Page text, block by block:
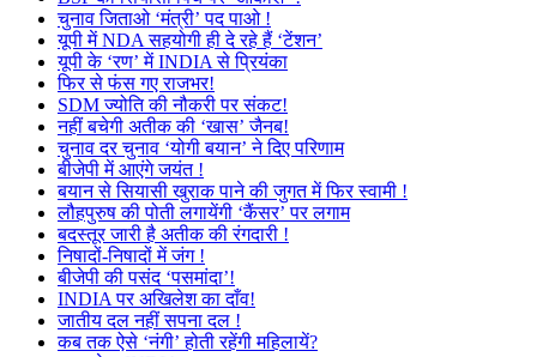
चुनाव जिताओ ‘मंत्री’ पद पाओ !
यूपी में NDA सहयोगी ही दे रहे हैं ‘टेंशन’
यूपी के ‘रण’ में INDIA से प्रियंका
फिर से फंस गए राजभर!
SDM ज्योति की नौकरी पर संकट!
नहीं बचेगी अतीक की ‘खास’ जैनब!
चुनाव दर चुनाव ‘योगी बयान’ ने दिए परिणाम
बीजेपी में आएंगे जयंत !
बयान से सियासी खुराक पाने की जुगत में फिर स्वामी !
लौहपुरुष की पोती लगायेंगी ‘कैंसर’ पर लगाम
बदस्तूर जारी है अतीक की रंगदारी !
निषादों-निषादों में जंग !
बीजेपी की पसंद ‘पसमांदा’!
INDIA पर अखिलेश का दाँव!
जातीय दल नहीं सपना दल !
कब तक ऐसे ‘नंगी’ होती रहेंगी महिलायें?